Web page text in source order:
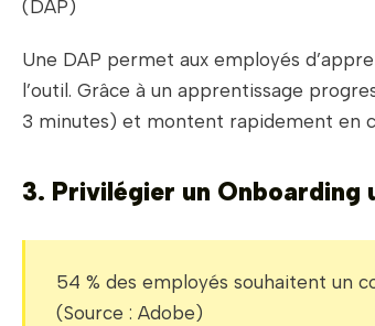
(DAP)
Une DAP permet aux employés
l’outil. Grâce à un apprentissage
3 minutes) et montent rapidement en
3. Privilégier un Onboarding
54 % des employés souhaitent un
(Source : Adobe)